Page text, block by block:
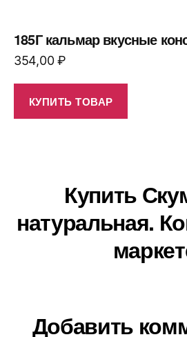
185Г кальмар вкусные
354,00₽
КУПИТЬ ТОВАР
Купить
натуральная.
Добавить